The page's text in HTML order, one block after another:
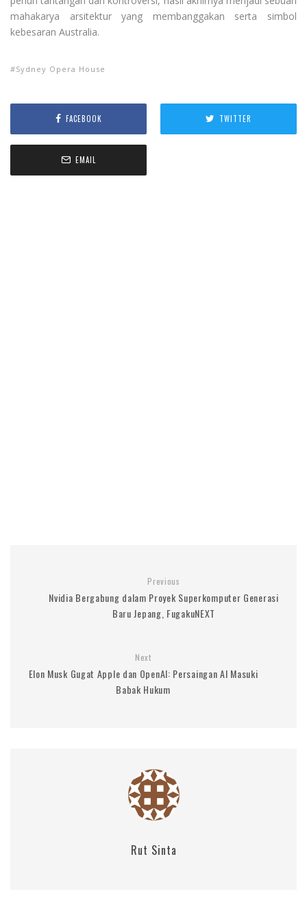
mahakarya arsitektur yang membanggakan serta simbol
kebesaran Australia.
Sydney Opera House
FACEBOOK TWITTER
EMAIL
Previous
Nvidia Bergabung dalam Proyek Superkomputer Generasi
Baru Jepang, FugakuNEXT
Next
Elon Musk Gugat Apple dan OpenAI: Persaingan AI Masuki
Babak Hukum
Rut Sinta